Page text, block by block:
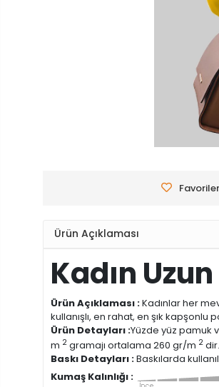
Ürün Açıklaması
Kadın
Ürün Açıklaması :Kadınlar her
kullanışlı, en rahat, en şık
Ürün Detayları :Yüzde yüz pamuk
m 2 gramajı ortalama 260 gr/m 2 dir.
Baskı Detayları :Baskılarda
Kumaş Kalınlığı :